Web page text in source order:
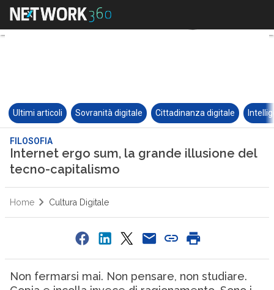
Ultimi articoli Sovranità digitale Cittadinanza digitale
FILOSOFIA
Internet ergo sum, la grande illusione del
tecno-capitalismo
Home Cultura Digitale
Non fermarsi mai. Non pensare, non studiare.